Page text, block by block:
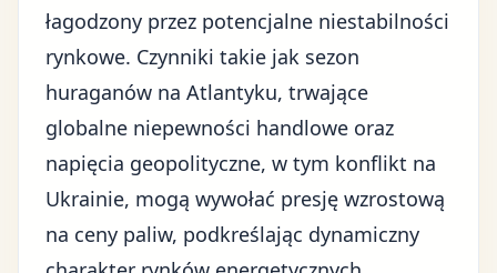
łagodzony przez potencjalne niestabilności
rynkowe. Czynniki takie jak sezon
huraganów na Atlantyku, trwające
globalne niepewności handlowe oraz
napięcia geopolityczne, w tym konflikt na
Ukrainie, mogą wywołać presję wzrostową
na ceny paliw, podkreślając dynamiczny